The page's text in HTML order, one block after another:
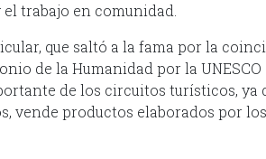
trabajo en comunidad.
que saltó a la fama por la
de la Humanidad por la
de los circuitos turísticos, ya
vende productos elaborados por